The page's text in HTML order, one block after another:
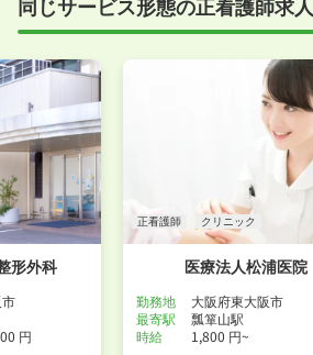
形外科
円
正看護師 クリニック
医療法人松浦医院
勤務地
大阪府東大阪市
最寄駅
瓢箪山駅
時給
1,800 円~